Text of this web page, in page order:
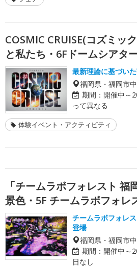
COSMIC CRUISE(コズミッ
と私たち・6Fドームシアタ
最新理論に基づい
福岡県・福岡市
期間： 開催中～
って異なる
体験イベント・アクティビティ
「チームラボフォレスト 福
景色・5F チームラボフォレ
チームラボフォレ
登場
福岡県・福岡市
期間： 開催中～
日なし